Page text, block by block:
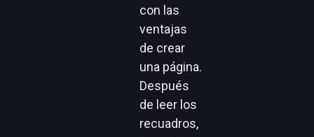
con las
ventajas
de crear
una página.
Después
de leer los
recuadros,